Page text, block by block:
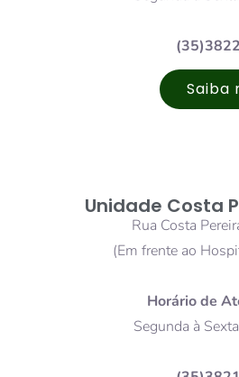
Saiba
Unidade Costa
Rua Costa
(Em frente ao
Horário de
Segunda à